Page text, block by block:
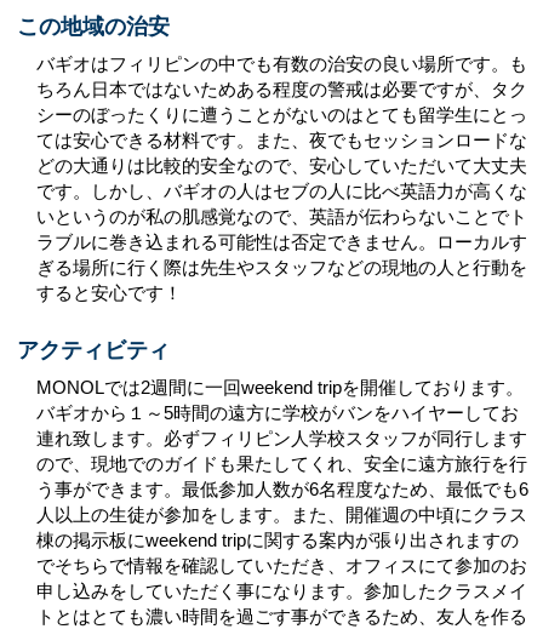
この地域の治安
バギオはフィリピンの中でも有数の治安の良い場所です。も
ちろん日本ではないためある程度の警戒は必要ですが、タク
シーのぼったくりに遭うことがないのはとても留学生にとっ
ては安心できる材料です。また、夜でもセッションロードな
どの大通りは比較的安全なので、安心していただいて大丈夫
です。しかし、バギオの人はセブの人に比べ英語力が高くな
いというのが私の肌感覚なので、英語が伝わらないことでト
ラブルに巻き込まれる可能性は否定できません。ローカルす
ぎる場所に行く際は先生やスタッフなどの現地の人と行動を
すると安心です！
アクティビティ
MONOLでは2週間に一回weekend tripを開催しております。
バギオから１～5時間の遠方に学校がバンをハイヤーしてお
連れ致します。必ずフィリピン人学校スタッフが同行します
ので、現地でのガイドも果たしてくれ、安全に遠方旅行を行
う事ができます。最低参加人数が6名程度なため、最低でも6
人以上の生徒が参加をします。また、開催週の中頃にクラス
棟の掲示板にweekend tripに関する案内が張り出されますの
でそちらで情報を確認していただき、オフィスにて参加のお
申し込みをしていただく事になります。参加したクラスメイ
トとはとても濃い時間を過ごす事ができるため、友人を作る